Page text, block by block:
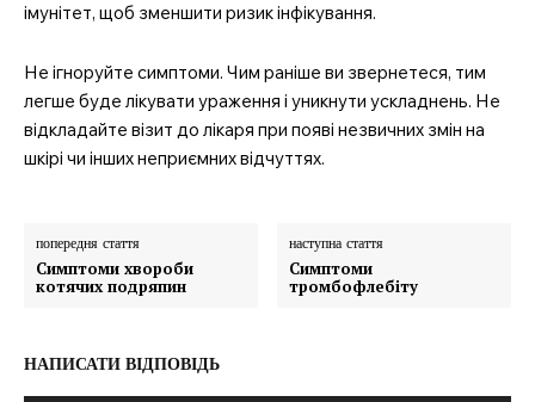
імунітет, щоб зменшити ризик інфікування.
Не ігноруйте симптоми. Чим раніше ви звернетеся, тим
легше буде лікувати ураження і уникнути ускладнень. Не
відкладайте візит до лікаря при появі незвичних змін на
шкірі чи інших неприємних відчуттях.
попередня стаття
Симптоми хвороби
котячих подряпин
наступна стаття
Симптоми
тромбофлебіту
НАПИСАТИ ВІДПОВІДЬ